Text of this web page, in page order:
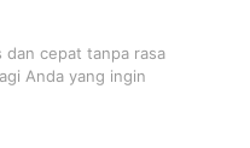
dan cepat tanpa rasa
Anda yang ingin